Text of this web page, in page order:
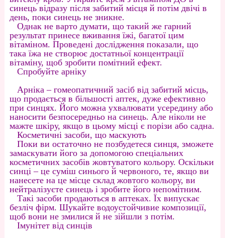
синець відразу після забитий місця й потім двічі в
день, поки синець не зникне.
Однак не варто думати, що такий же гарний
результат принесе вживання їжі, багатої цим
вітаміном. Проведені дослідження показали, що
така їжа не створює достатньої концентрації
вітаміну, щоб зробити помітний ефект.
Спробуйте арніку
Арніка – гомеопатичний засіб від забитий місць,
що продається в більшості аптек, дуже ефективно
при синцях. Його можна ухвалювати усередину або
наносити безпосередньо на синець. Але ніколи не
мажте шкіру, якщо в цьому місці є порізи або садна.
Косметичні засоби, що маскують
Поки ви остаточно не позбудетеся синця, зможете
замаскувати його за допомогою спеціальних
косметичних засобів жовтуватого кольору. Оскільки
синці – це суміш синього й червоного, те, якщо ви
нанесете на це місце склад жовтого кольору, ви
нейтралізуєте синець і зробите його непомітним.
Такі засоби продаються в аптеках. Їх випускає
безліч фірм. Шукайте водоустойчивие композиції,
щоб вони не змилися й не зійшли з потім.
Імунітет від синців